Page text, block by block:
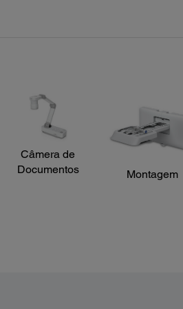
RS-232C: x 1 D-sub 9pin
USB Tipo A: x 1 (Memória USB,
USB Tipo B: x 1 (Display USB,
LAN - RJ45: x 1
Wireless: x 1 USB Tipo A (Opcional)
Câmera de
Documentos
Montagem